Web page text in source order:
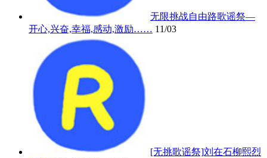
无限挑战自由路歌谣祭—
开心,兴奋,幸福,感动,激励…… 11/03
[无挑歌谣祭]刘在石柳熙烈